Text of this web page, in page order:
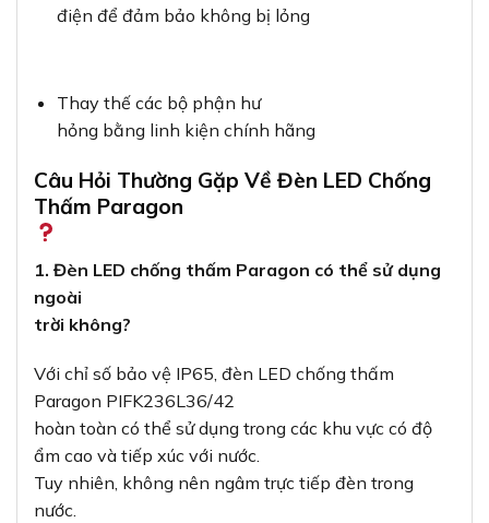
điện để đảm bảo không bị lỏng
Thay thế các bộ phận hư
hỏng bằng linh kiện chính hãng
Câu Hỏi Thường Gặp Về Đèn LED Chống
Thấm Paragon
1. Đèn LED chống thấm Paragon có thể sử dụng
ngoài
trời không?
Với chỉ số bảo vệ IP65, đèn LED chống thấm
Paragon PIFK236L36/42
hoàn toàn có thể sử dụng trong các khu vực có độ
ẩm cao và tiếp xúc với nước.
Tuy nhiên, không nên ngâm trực tiếp đèn trong
nước.